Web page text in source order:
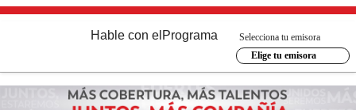
Hable con el Programa
Selecciona tu emisora
Elige tu emisora